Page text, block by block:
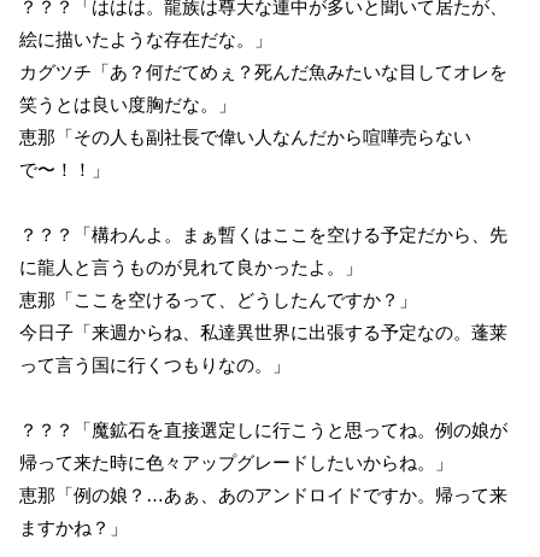
？？？「ははは。龍族は尊大な連中が多いと聞いて居たが、
絵に描いたような存在だな。」
カグツチ「あ？何だてめぇ？死んだ魚みたいな目してオレを
笑うとは良い度胸だな。」
恵那「その人も副社長で偉い人なんだから喧嘩売らない
で〜！！」
？？？「構わんよ。まぁ暫くはここを空ける予定だから、先
に龍人と言うものが見れて良かったよ。」
恵那「ここを空けるって、どうしたんですか？」
今日子「来週からね、私達異世界に出張する予定なの。蓬莱
って言う国に行くつもりなの。」
？？？「魔鉱石を直接選定しに行こうと思ってね。例の娘が
帰って来た時に色々アップグレードしたいからね。」
恵那「例の娘？…あぁ、あのアンドロイドですか。帰って来
ますかね？」